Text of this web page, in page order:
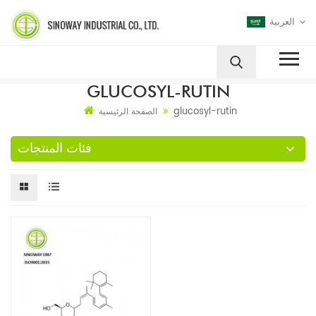
العربية
GLUCOSYL-RUTIN
الصفحة الرئيسية glucosyl-rutin
فئات المنتجات